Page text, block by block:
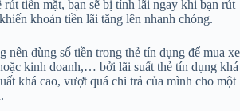
rút tiền mặt, bạn sẽ bị tính lãi ngay khi bạn rút
khoản tiền lãi tăng lên nhanh chóng.
nên dùng số tiền trong thẻ tín dụng để mua xe
kinh doanh,… bởi lãi suất thẻ tín dụng khá
khá cao, vượt quá chi trả của mình cho một